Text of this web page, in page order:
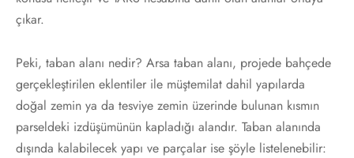
çıkar.
Peki, taban alanı nedir? Arsa taban alanı, projede bahçede
gerçekleştirilen eklentiler ile müştemilat dahil yapılarda
doğal zemin ya da tesviye zemin üzerinde bulunan kısmın
parseldeki izdüşümünün kapladığı alandır. Taban alanında
dışında kalabilecek yapı ve parçalar ise şöyle listelenebilir: